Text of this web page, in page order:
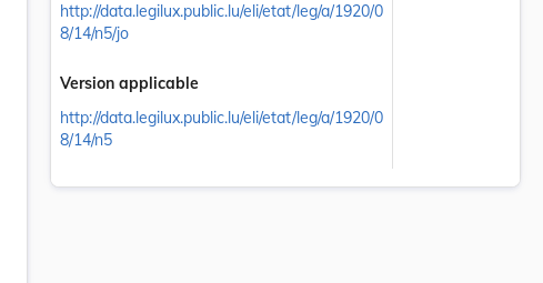
http://data.legilux.public.lu/eli/etat/leg/a/1920/0
8/14/n5/jo
Version applicable
http://data.legilux.public.lu/eli/etat/leg/a/1920/0
8/14/n5